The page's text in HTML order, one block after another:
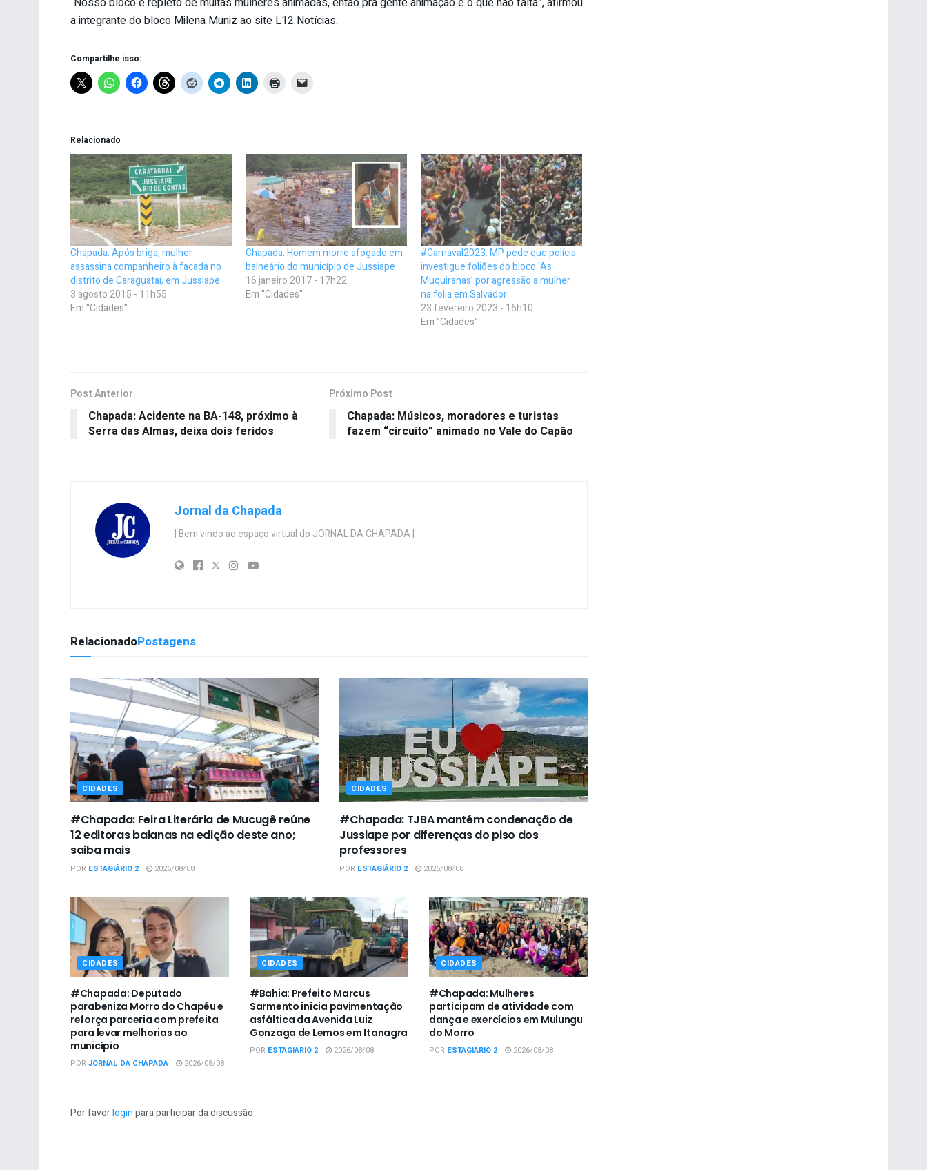
a integrante do bloco Milena Muniz ao site L12 Notícias.
Compartilhe isso:
Relacionado
Chapada: Após briga, mulher
assassina companheiro à facada no
distrito de Caraguataí, em Jussiape
3 agosto 2015 - 11h55
Em "Cidades"
Chapada: Homem morre afogado em
balneário do município de Jussiape
16 janeiro 2017 - 17h22
Em "Cidades"
#Carnaval2023: MP pede que polícia
investigue foliões do bloco ‘As
Muquiranas’ por agressão a mulher
na folia em Salvador
23 fevereiro 2023 - 16h10
Em "Cidades"
Post Anterior
Chapada: Acidente na BA-148, próximo à
Serra das Almas, deixa dois feridos
Próximo Post
Chapada: Músicos, moradores e turistas
fazem “circuito” animado no Vale do Capão
Jornal da Chapada
| Bem vindo ao espaço virtual do JORNAL DA CHAPADA |
RelacionadoPostagens
CIDADES
#Chapada: Feira Literária de Mucugê reúne
12 editoras baianas na edição deste ano;
saiba mais
POR ESTAGIÁRIO 2 2026/08/08
CIDADES
#Chapada: TJBA mantém condenação de
Jussiape por diferenças do piso dos
professores
POR ESTAGIÁRIO 2 2026/08/08
CIDADES
#Chapada: Deputado
parabeniza Morro do Chapéu e
reforça parceria com prefeita
para levar melhorias ao
município
POR JORNAL DA CHAPADA 2026/08/08
CIDADES
#Bahia: Prefeito Marcus
Sarmento inicia pavimentação
asfáltica da Avenida Luiz
Gonzaga de Lemos em Itanagra
POR ESTAGIÁRIO 2 2026/08/08
CIDADES
#Chapada: Mulheres
participam de atividade com
dança e exercícios em Mulungu
do Morro
POR ESTAGIÁRIO 2 2026/08/08
Por favorloginpara participar da discussão